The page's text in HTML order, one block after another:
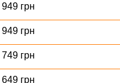
949 грн
949 грн
749 грн
649 грн